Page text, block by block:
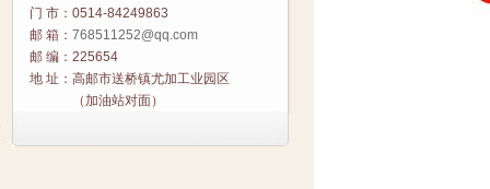
门 市：0514-84249863
邮 箱： 768511252@qq.com
邮 编：225654
地 址：高邮市送桥镇尤加工业园区
（加油站对面）